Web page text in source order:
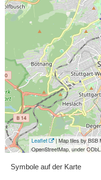
Leaflet
| Map tiles by BSB
OpenStreetMap, under ODbL.
Symbole auf der Karte